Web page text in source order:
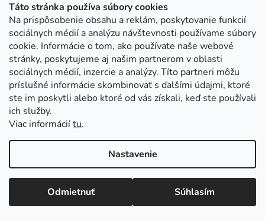
Táto stránka používa súbory cookies
Na prispôsobenie obsahu a reklám, poskytovanie funkcií
sociálnych médií a analýzu návštevnosti používame súbory
cookie. Informácie o tom, ako používate naše webové
stránky, poskytujeme aj našim partnerom v oblasti
sociálnych médií, inzercie a analýzy. Títo partneri môžu
príslušné informácie skombinovať s ďalšími údajmi, ktoré
ste im poskytli alebo ktoré od vás získali, keď ste používali
ich služby.
Viac informáciítu.
Nastavenie
Odmietnuť Súhlasím